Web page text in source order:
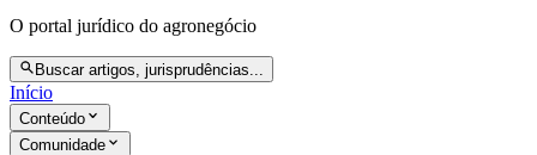
O portal jurídico do agronegócio
Buscar artigos, jurisprudências...
Início
Conteúdo
Comunidade